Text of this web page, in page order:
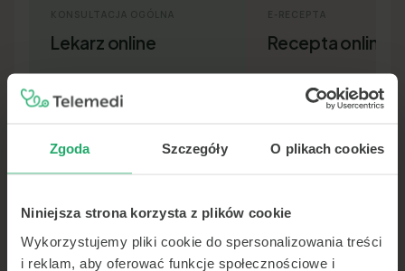
Zgoda Szczegóły O plikach cookies
Niniejsza strona korzysta z plików cookie
Wykorzystujemy pliki cookie do spersonalizowania treści
i reklam, aby oferować funkcje społecznościowe i
Lekarz online
Lekarz pierwszego kontaktu w 15
minut — wideo, telefon lub czat.
E-RECEPTA
Recepta online
Nowa recepta lub
leków bez wizyty osobiście.